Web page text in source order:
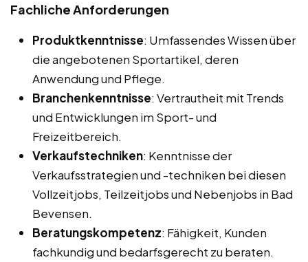
Fachliche Anforderungen
Produktkenntnisse: Umfassendes Wissen über
die angebotenen Sportartikel, deren
Anwendung und Pflege.
Branchenkenntnisse: Vertrautheit mit Trends
und Entwicklungen im Sport- und
Freizeitbereich.
Verkaufstechniken: Kenntnisse der
Verkaufsstrategien und -techniken bei diesen
Vollzeitjobs, Teilzeitjobs und Nebenjobs in Bad
Bevensen.
Beratungskompetenz: Fähigkeit, Kunden
fachkundig und bedarfsgerecht zu beraten.